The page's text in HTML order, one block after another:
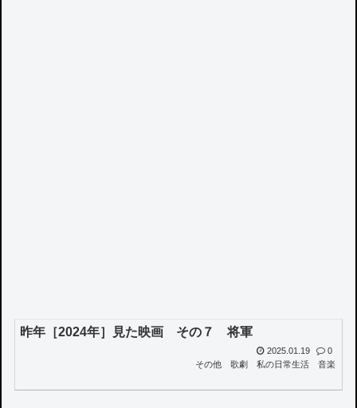
昨年［2024年］見た映画 その７ 将軍
2025.01.19
0
その他
歌劇 私の日常生活 音楽